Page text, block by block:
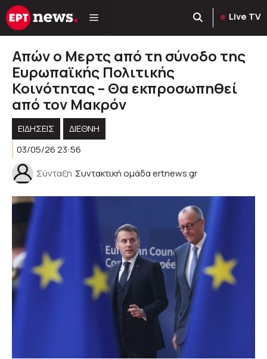
Μετάβαση
σε
Live TV
Απών ο Μερτς από τη σύνοδο της
Ευρωπαϊκής Πολιτικής
Κοινότητας – Θα εκπροσωπηθεί
από τον Μακρόν
ΕΙΔΗΣΕΙΣ
ΔΙΕΘΝΗ
03/05/26 23:56
Σύνταξη Συντακτική ομάδα ertnews.gr